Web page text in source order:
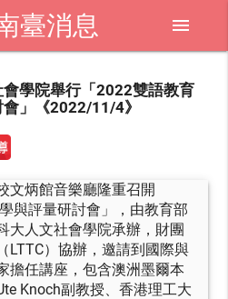
臺消息 menu
學院舉行「2022雙語教育
」《2022/11/4》
文炳館音樂廳隆重召開
與評量研討會」，由教育部
大人文社會學院承辦，財團
LTTC）協辦，邀請到國際與
擔任講座，包含澳洲墨爾本
Knoch副教授、香港理工大